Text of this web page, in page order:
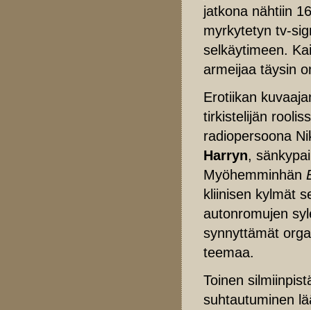
jatkona nähtiin
myrkytetyn tv-
selkäytimeen.
armeijaa täysin
Erotiikan
tirkistelijän
radiopersoona
Harryn,
Myöhemminhän
kliinisen kylmät
autonromujen
synnyttämät
teemaa.
Toinen
suhtautuminen